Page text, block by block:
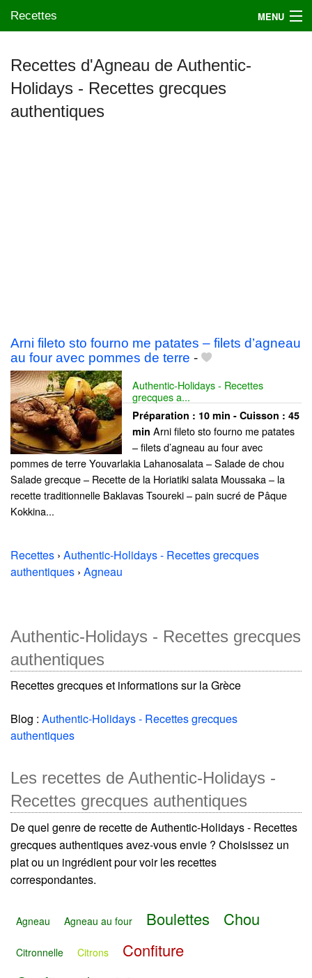
Recettes MENU
Mes blogs préférés
Recettes d'Agneau de Authentic-
Holidays - Recettes grecques
authentiques
Arni fileto sto fourno me patates – filets d’agneau
au four avec pommes de terre -
Authentic-Holidays - Recettes
grecques a...
Préparation : 10 min - Cuisson : 45
min Arni fileto sto fourno me patates
– filets d’agneau au four avec
pommes de terre Youvarlakia Lahanosalata – Salade de chou
Salade grecque – Recette de la Horiatiki salata Moussaka – la
recette traditionnelle Baklavas Tsoureki – pain sucré de Pâque
Kokkina...
Recettes › Authentic-Holidays - Recettes grecques
authentiques › Agneau
Authentic-Holidays - Recettes grecques
authentiques
Recettes grecques et informations sur la Grèce
Blog : Authentic-Holidays - Recettes grecques
authentiques
Les recettes de Authentic-Holidays -
Recettes grecques authentiques
De quel genre de recette de Authentic-Holidays - Recettes
grecques authentiques avez-vous envie ? Choisissez un
plat ou un ingrédient pour voir les recettes
correspondantes.
Agneau Agneau au four Boulettes Chou
Citronnelle Citrons
Confiture